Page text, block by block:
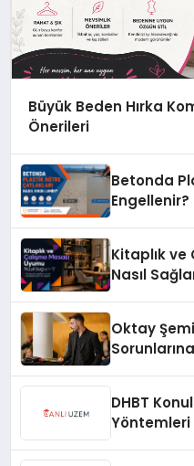
Büyük Beden Hırka
Önerileri
Betonda
Engellenir?
Kitaplık ve
Nasıl
Oktay
DHBT
Yöntemleri